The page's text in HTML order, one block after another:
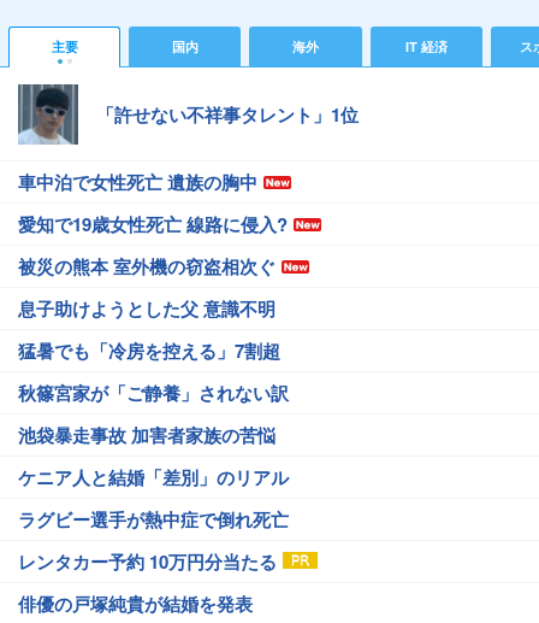
主要 国内 海外 IT 経済 ス
「許せない不祥事タレント」1位
車中泊で女性死亡 遺族の胸中
愛知で19歳女性死亡 線路に侵入?
被災の熊本 室外機の窃盗相次ぐ
息子助けようとした父 意識不明
猛暑でも「冷房を控える」7割超
秋篠宮家が「ご静養」されない訳
池袋暴走事故 加害者家族の苦悩
ケニア人と結婚「差別」のリアル
ラグビー選手が熱中症で倒れ死亡
レンタカー予約 10万円分当たる
俳優の戸塚純貴が結婚を発表